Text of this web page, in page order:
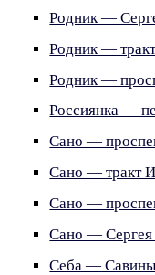
Родник —
Родник —
Родник —
Россиянка —
Сано —
Сано — тракт
Сано —
Сано — Сергея
Себа —